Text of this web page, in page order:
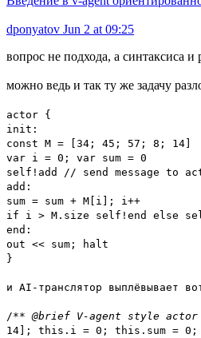
dponyatov Jun 2 at 09:25
вопрос не подхода, а синтаксиса и
можно ведь и так ту же задачу
actor {
init:
const M = [34; 45; 57; 8; 14]
var i = 0; var sum = 0
self!add // send message to
add:
sum = sum + M[i]; i++
if i > M.size self!end else
end:
out << sum; halt
}
и AI-транслятор выплёвывает
/**@brief V-agent style actor
14]; this.i = 0; this.sum = 0;